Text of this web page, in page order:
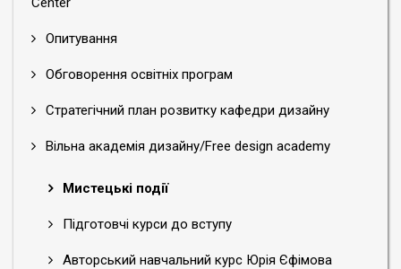
Опитування
Обговорення освітніх програм
Стратегічний план розвитку кафедри дизайну
Вільна академія дизайну/Free design academy
Мистецькі події
Підготовчі курси до вступу
Авторський навчальний курс Юрія Єфімова